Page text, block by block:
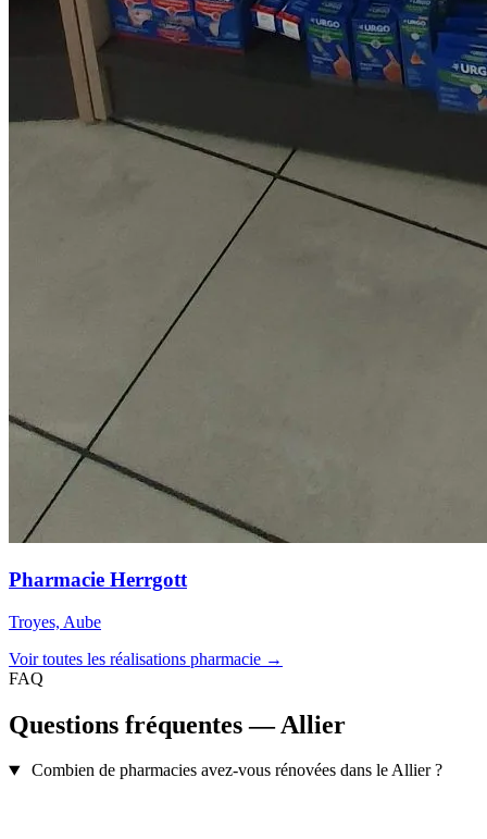
Pharmacie Herrgott
Troyes, Aube
Voir toutes les réalisations pharmacie →
FAQ
Questions fréquentes — Allier
Combien de pharmacies avez-vous rénovées dans le Allier ?